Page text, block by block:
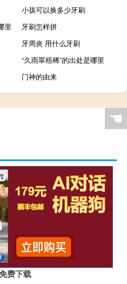
小孩可以换多少牙刷
里
牙刷怎样拼
牙周炎 用什么牙刷
“久雨翠梧稀”的出处是哪里
门神的由来
☚
费下载